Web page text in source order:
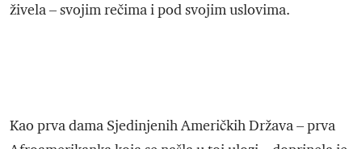
živela – svojim rečima i pod svojim uslovima.
Kao prva dama Sjedinjenih Američkih Država – prva